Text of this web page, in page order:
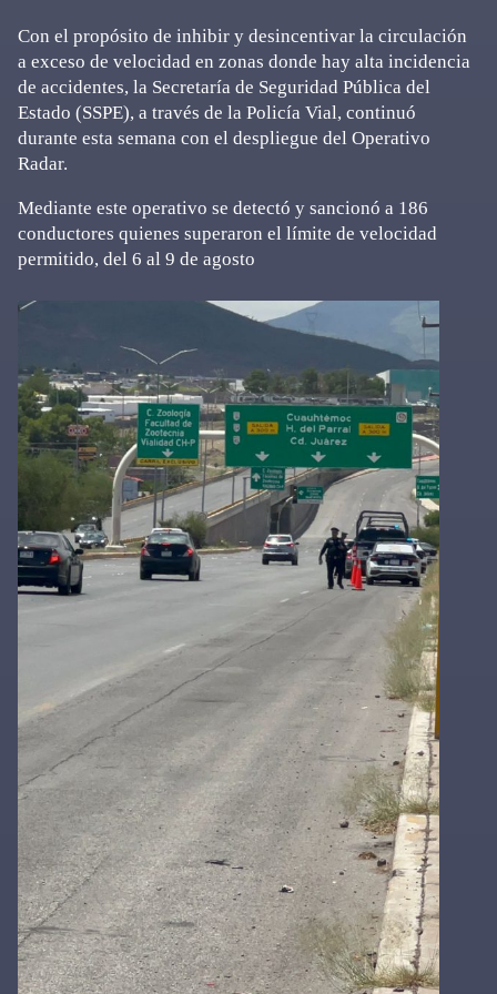
Con el propósito de inhibir y desincentivar la circulación
a exceso de velocidad en zonas donde hay alta incidencia
de accidentes, la Secretaría de Seguridad Pública del
Estado (SSPE), a través de la Policía Vial, continuó
durante esta semana con el despliegue del Operativo
Radar.
Mediante este operativo se detectó y sancionó a 186
conductores quienes superaron el límite de velocidad
permitido, del 6 al 9 de agosto